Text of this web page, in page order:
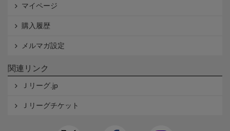
マイページ
購入履歴
メルマガ設定
関連リンク
Ｊリーグ.jp
Ｊリーグチケット